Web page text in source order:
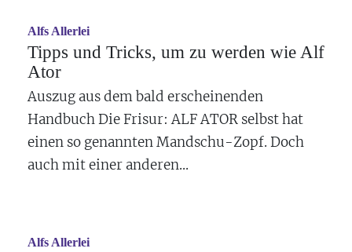
Alfs Allerlei
Tipps und Tricks, um zu werden wie Alf
Ator
Auszug aus dem bald erscheinenden
HandbuchDie Frisur: ALF ATOR selbst hat
einen so genannten Mandschu-Zopf. Doch
auch mit einer anderen...
Alfs Allerlei